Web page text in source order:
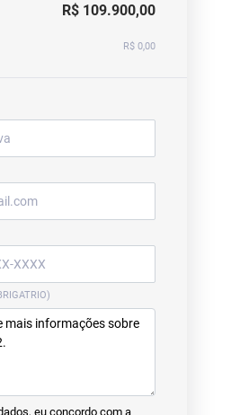
R$ 109.900,00
R$ 0,00
eu concordo com a